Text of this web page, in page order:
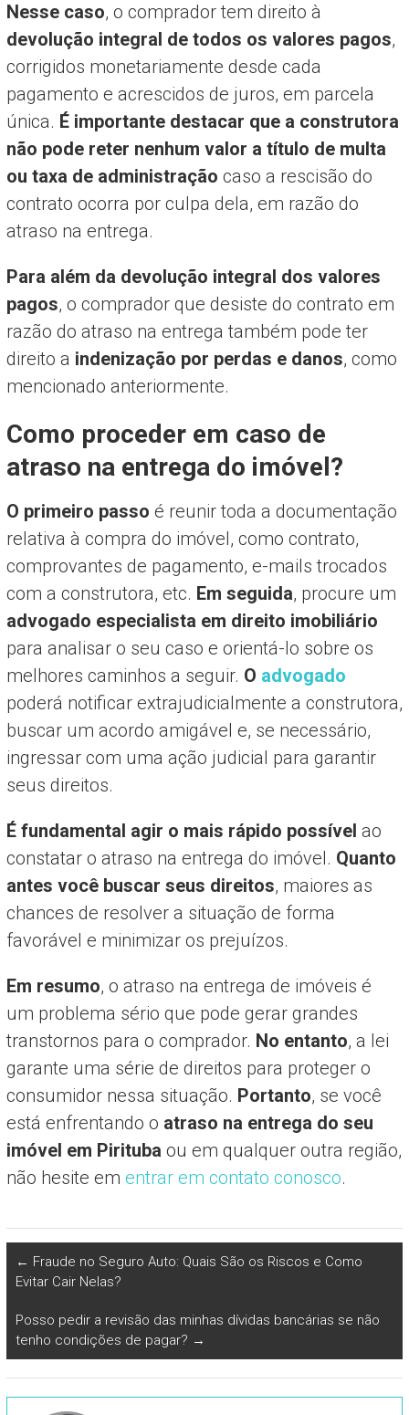
Nesse caso, o comprador tem direito à
devolução integral de todos os valores pagos,
corrigidos monetariamente desde cada
pagamento e acrescidos de juros, em parcela
única. É importante destacar que a construtora
não pode reter nenhum valor a título de multa
ou taxa de administração caso a rescisão do
contrato ocorra por culpa dela, em razão do
atraso na entrega.
Para além da devolução integral dos valores
pagos, o comprador que desiste do contrato em
razão do atraso na entrega também pode ter
direito a indenização por perdas e danos, como
mencionado anteriormente.
Como proceder em caso de
atraso na entrega do imóvel?
O primeiro passo é reunir toda a documentação
relativa à compra do imóvel, como contrato,
comprovantes de pagamento, e-mails trocados
com a construtora, etc. Em seguida, procure um
advogado especialista em direito imobiliário
para analisar o seu caso e orientá-lo sobre os
melhores caminhos a seguir. O advogado
poderá notificar extrajudicialmente a construtora,
buscar um acordo amigável e, se necessário,
ingressar com uma ação judicial para garantir
seus direitos.
É fundamental agir o mais rápido possível ao
constatar o atraso na entrega do imóvel. Quanto
antes você buscar seus direitos, maiores as
chances de resolver a situação de forma
favorável e minimizar os prejuízos.
Em resumo, o atraso na entrega de imóveis é
um problema sério que pode gerar grandes
transtornos para o comprador. No entanto, a lei
garante uma série de direitos para proteger o
consumidor nessa situação. Portanto, se você
está enfrentando o atraso na entrega do seu
imóvel em Pirituba ou em qualquer outra região,
não hesite em entrar em contato conosco.
← Fraude no Seguro Auto: Quais São os Riscos e Como
Evitar Cair Nelas?
Posso pedir a revisão das minhas dívidas bancárias se não
tenho condições de pagar? →